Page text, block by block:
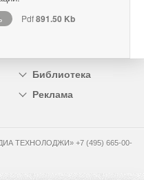
Pdf891.50 Kb
Библиотека
Реклама
ТЕХНОЛОДЖИ» +7 (495) 665-00-